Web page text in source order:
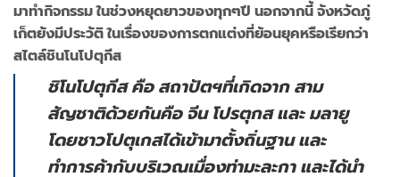
มาทำกิจกรรม ในช่วงหยุดยาวของทุกๆปี นอกจากนี้ จังหวัดภู่
เก็ตยังมีประวัติ ในเรื่องของการตกแต่งที่ย้อนยุคหรือเรียกว่า
สไตล์ชินโนโปตุกีส
ชิโนโปตุกีส คือ สถาปัตฯที่เกิดจาก สาม
สัญชาติด้วยกันคือ จีน โปรตุกส และ มลายู
โดยชาวโปตุเกสได้เข้ามาตั้งถิ่นฐาน และ
ทำการค้ากับบริเวณเมื่องท่ามะละกา และได้นำ